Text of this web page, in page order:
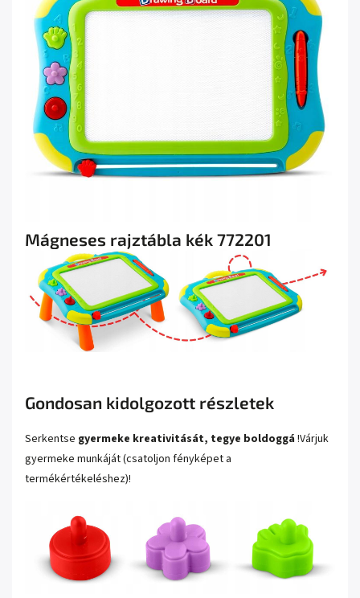
Mágneses rajztábla kék 772201
Gondosan kidolgozott részletek
Serkentse gyermeke kreativitását, tegye boldoggá !Várjuk
gyermeke munkáját (csatoljon fényképet a
termékértékeléshez)!